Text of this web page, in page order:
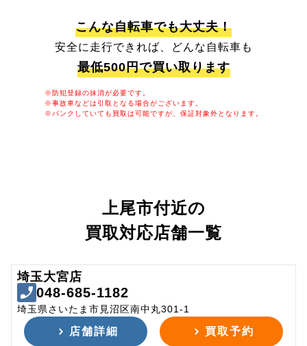
こんな自転車でも大丈夫！
安全に走行できれば、どんな自転車も
最低500円で買い取ります
※防犯登録の抹消が必要です。
※事故車などは引取となる場合がございます。
※パンクしていても買取は可能ですが、保証対象外となります。
上尾市付近の
買取対応店舗一覧
埼玉大宮店
048-685-1182
埼玉県さいたま市見沼区南中丸301-1
店舗詳細 買取予約